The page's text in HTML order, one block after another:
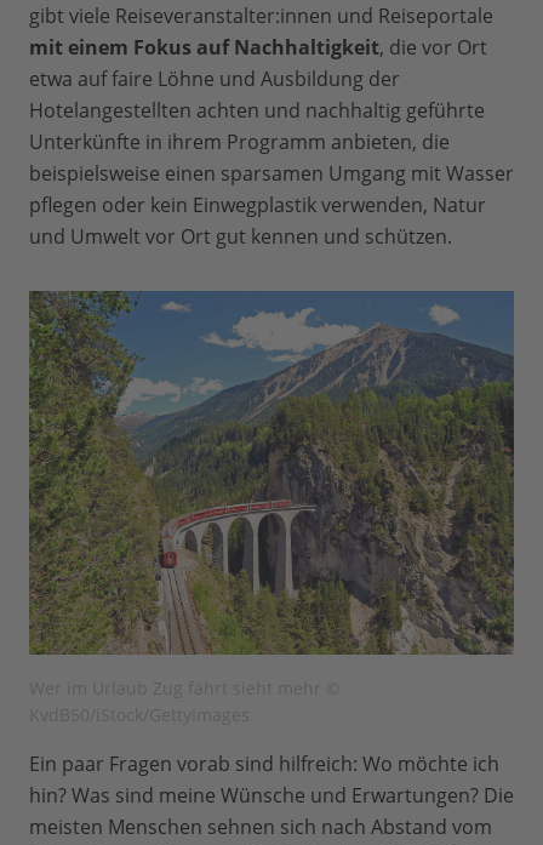
gibt viele Reiseveranstalter:innen und Reiseportale
mit einem Fokus auf Nachhaltigkeit, die vor Ort
etwa auf faire Löhne und Ausbildung der
Hotelangestellten achten und nachhaltig geführte
Unterkünfte in ihrem Programm anbieten, die
beispielsweise einen sparsamen Umgang mit Wasser
pflegen oder kein Einwegplastik verwenden, Natur
und Umwelt vor Ort gut kennen und schützen.
Ein paar Fragen vorab sind hilfreich: Wo möchte ich
hin? Was sind meine Wünsche und Erwartungen? Die
meisten Menschen sehnen sich nach Abstand vom